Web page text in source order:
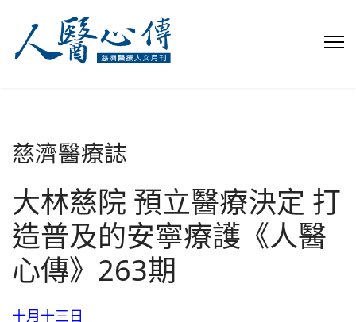
慈濟醫療誌
大林慈院 預立醫療決定 打
造普及的安寧療護《人醫
心傳》263期
十月十三日